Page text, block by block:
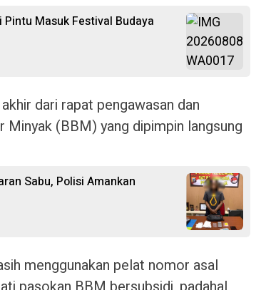
Masuk Festival Budaya
dari rapat pengawasan dan
Minyak (BBM) yang dipimpin langsung
Sabu, Polisi Amankan
menggunakan pelat nomor asal